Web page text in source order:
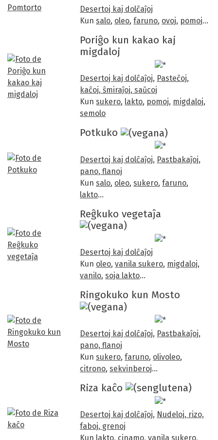
Desertoj kaj dolĉaĵoj
Kun salo, oleo,faruno, ovoj, pomoj…
Poriĝo kun kakao kaj
migdaloj
Desertoj kaj dolĉaĵoj, Pasteĉoj,
kaĉoj, ŝmiraĵoj, saŭcoj
Kun sukero, lakto, pomoj, migdaloj,
semolo
Potkuko
Desertoj kaj dolĉaĵoj, Pastbakaĵoj,
pano, flanoj
Kun salo, oleo, sukero,faruno,
lakto…
Reĝkuko vegetaĵa
Desertoj kaj dolĉaĵoj
Kun oleo,vanila sukero, migdaloj,
vanilo, soja lakto…
Ringokuko kun Mosto
Desertoj kaj dolĉaĵoj, Pastbakaĵoj,
pano, flanoj
Kun sukero,faruno, olivoleo,
citrono, sekvinberoj…
Riza kaĉo
Desertoj kaj dolĉaĵoj, Nudeloj, rizo,
faboj, grenoj
Kun lakto, cinamo,vanila sukero,